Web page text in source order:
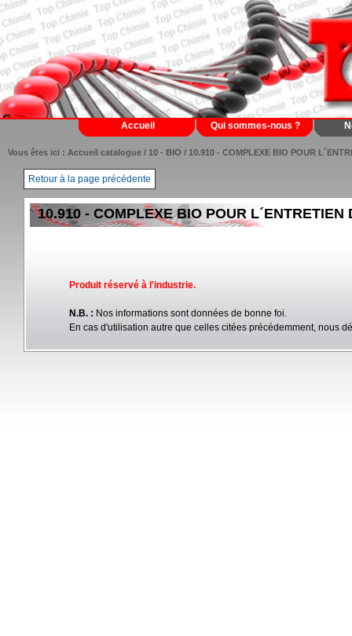
Accueil Qui sommes-nous ?
Vous êtes ici : Accueil catalogue / 10 - BIO / 10.910 - COMPLEXE BIO POUR
Retour à la page précédente
10.910 - COMPLEXE BIO POUR
Produit réservé à l'industrie.
N.B. : Nos informations sont données de bonne foi.
En cas d'utilisation autre que celles citées précédemment, nous